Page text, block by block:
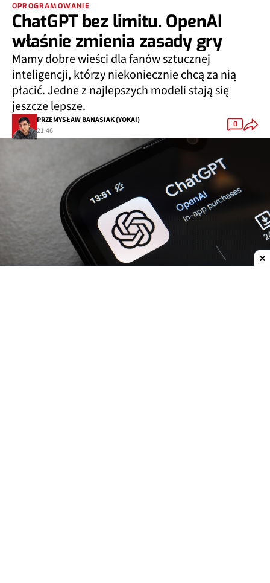
OPROGRAMOWANIE
ChatGPT bez limitu. OpenAI
właśnie zmienia zasady gry
Mamy dobre wieści dla fanów sztucznej
inteligencji, którzy niekoniecznie chcą za nią
płacić. Jedne z najlepszych modeli stają się
jeszcze lepsze.
PRZEMYSŁAW BANASIAK (YOKAI)
21:46
0